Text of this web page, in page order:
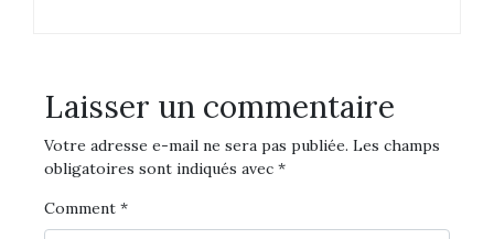
Laisser un commentaire
Votre adresse e-mail ne sera pas publiée. Les champs
obligatoires sont indiqués avec *
Comment *